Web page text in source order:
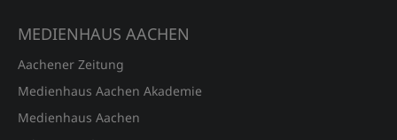
MEDIENHAUS AACHEN
Aachener Zeitung
Medienhaus Aachen Akademie
Medienhaus Aachen